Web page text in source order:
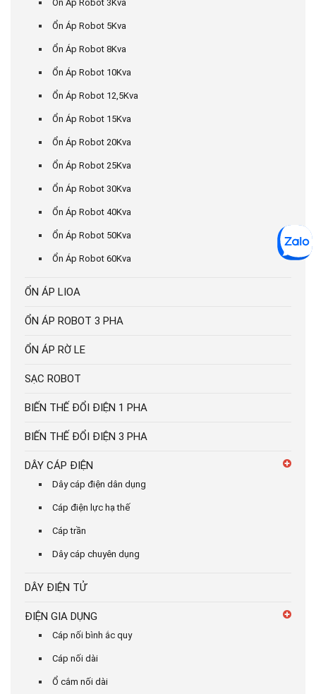
Ổn Áp Robot 3Kva
Ổn Áp Robot 5Kva
Ổn Áp Robot 8Kva
Ổn Áp Robot 10Kva
Ổn Áp Robot 12,5Kva
Ổn Áp Robot 15Kva
Ổn Áp Robot 20Kva
Ổn Áp Robot 25Kva
Ổn Áp Robot 30Kva
Ổn Áp Robot 40Kva
Ổn Áp Robot 50Kva
Ổn Áp Robot 60Kva
ỔN ÁP LIOA
ỔN ÁP ROBOT 3 PHA
ỔN ÁP RỜ LE
SẠC ROBOT
BIẾN THẾ ĐỔI ĐIỆN 1 PHA
BIẾN THẾ ĐỔI ĐIỆN 3 PHA
DÂY CÁP ĐIỆN
Dây cáp điện dân dụng
Cáp điện lực hạ thế
Cáp trần
Dây cáp chuyên dụng
DÂY ĐIỆN TỬ
ĐIỆN GIA DỤNG
Cáp nối bình ắc quy
Cáp nối dài
Ổ cắm nối dài